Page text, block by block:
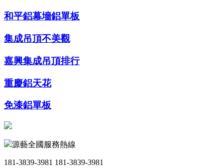
和平鋁幕墻鋁單板
集成吊頂不美觀
嘉興集成吊頂排行
重慶鋁天花
免漆鋁單板
源藝全國服務熱線
181-3839-3981 181-3839-3981